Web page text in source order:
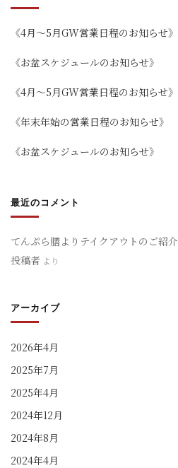
《4月～5月GW営業日程のお知らせ》
《お盆スケジュールのお知らせ》
《4月～5月GW営業日程のお知らせ》
《年末年始の営業日程のお知らせ》
《お盆スケジュールのお知らせ》
最近のコメント
てんぷら膳よりテイクアウトのご紹介
投稿者 より
アーカイブ
2026年4月
2025年7月
2025年4月
2024年12月
2024年8月
2024年4月